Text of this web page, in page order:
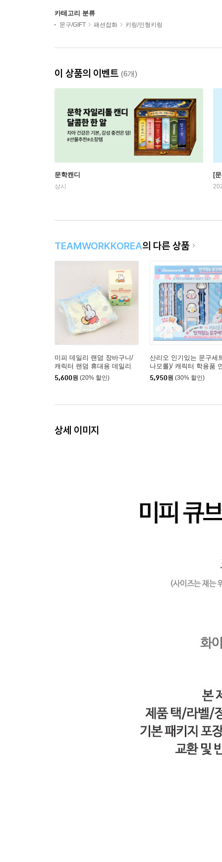
카테고리 분류
문구/GIFT 패션잡화 키링/인형키링
이 상품의 이벤트 (6개)
문학캔디
상시
[
TEAMWORKKOREA의 다른 상품
미피 데일리 랜덤 장바구니/
캐릭터 랜덤 휴대용 데일리
에코백 가방
5,600원 (20% 할인)
산리오 인기있는 문구세
나모롤)/ 캐릭터 학용품
볼펜 연필깎이
5,950원 (30% 할인)
상세 이미지